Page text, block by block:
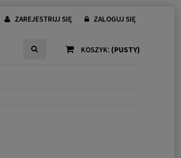
ZAREJESTRUJ SIĘ ZALOGUJ SIĘ
KOSZYK: (PUSTY)